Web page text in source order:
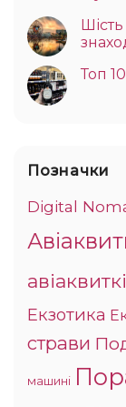
Топ
Позначки
Digital
Екзотика
страви
машині